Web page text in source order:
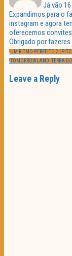
Já vão
Expandimos para o
instagram e agora
oferecemos
Obrigado por fazeres
Navegação
de
artigos
PREVIOUS
POST:
“UM RITMO PERFEITO 2
NEXT
POST:
“TOMORROWLAND: TERRA
Leave a Reply